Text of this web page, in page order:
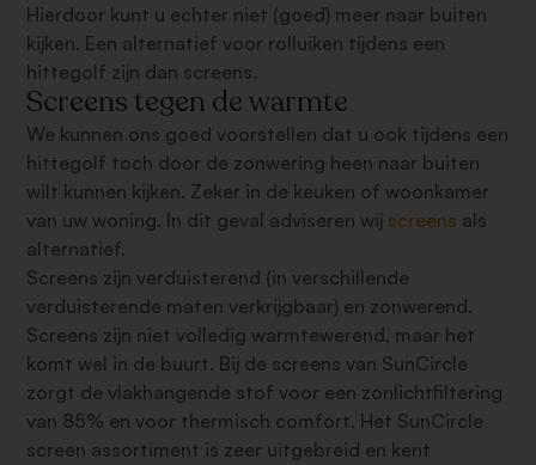
Hierdoor kunt u echter niet (goed) meer naar buiten
kijken. Een alternatief voor rolluiken tijdens een
hittegolf zijn dan screens.
Screens tegen de warmte
We kunnen ons goed voorstellen dat u ook tijdens een
hittegolf toch door de zonwering heen naar buiten
wilt kunnen kijken. Zeker in de keuken of woonkamer
van uw woning. In dit geval adviseren wij screens als
alternatief.
Screens zijn verduisterend (in verschillende
verduisterende maten verkrijgbaar) en zonwerend.
Screens zijn niet volledig warmtewerend, maar het
komt wel in de buurt. Bij de screens van SunCircle
zorgt de vlakhangende stof voor een zonlichtfiltering
van 85% en voor thermisch comfort. Het SunCircle
screen assortiment is zeer uitgebreid en kent